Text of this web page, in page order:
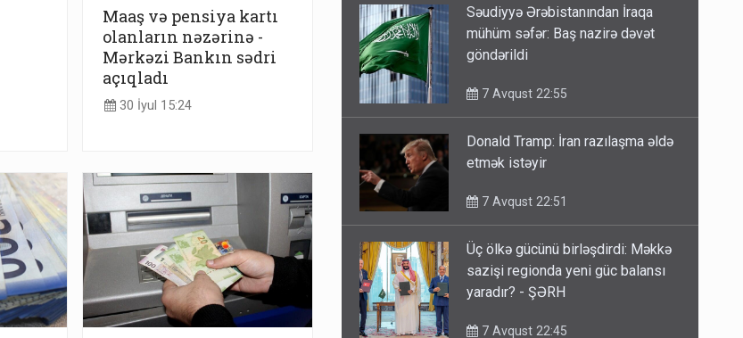
Maaş və pensiya kartı
olanların nəzərinə -
Mərkəzi Bankın sədri
açıqladı
30 İyul 15:24
Səudiyyə Ərəbistanından İraqa
mühüm səfər: Baş nazirə dəvət
göndərildi
7 Avqust 22:55
Donald Tramp: İran razılaşma əldə
etmək istəyir
7 Avqust 22:51
Üç ölkə gücünü birləşdirdi: Məkkə
sazişi regionda yeni güc balansı
yaradır? - ŞƏRH
7 Avqust 22:45